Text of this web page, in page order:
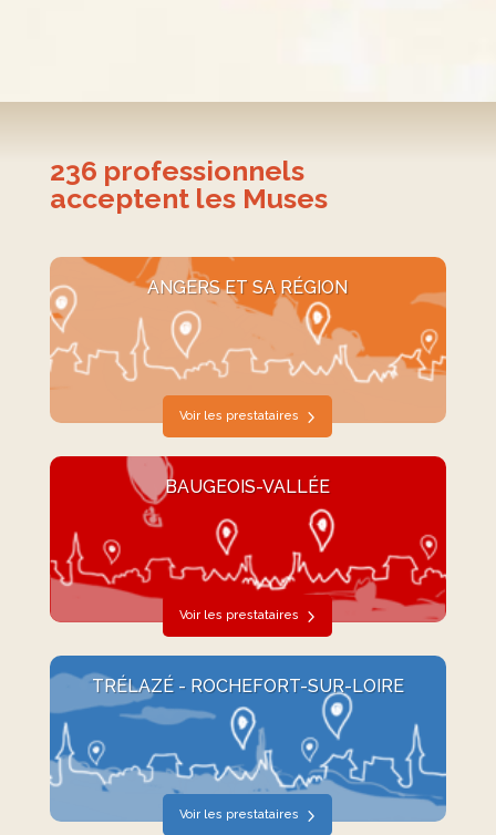
236 professionnels
acceptent les Muses
ANGERS ET SA RÉGION
Voir les prestataires
BAUGEOIS-VALLÉE
Voir les prestataires
TRÉLAZÉ - ROCHEFORT-SUR-LOIRE
Voir les prestataires